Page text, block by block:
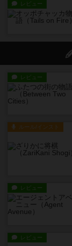
レビュー
レビュー
ルール/インスト
レビュー
レビュー